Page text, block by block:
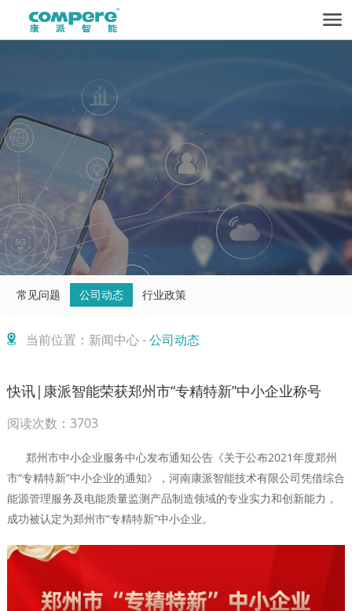
常见问题 公司动态 行业政策
当前位置：新闻中心 -公司动态
快讯|康派智能荣获郑州市“专精特新”中小企业称号
阅读次数：3703
郑州市中小企业服务中心发布通知公告《关于公布2021年度郑州
市“专精特新”中小企业的通知》，河南康派智能技术有限公司凭借综合
能源管理服务及电能质量监测产品制造领域的专业实力和创新能力，
成功被认定为郑州市“专精特新”中小企业。